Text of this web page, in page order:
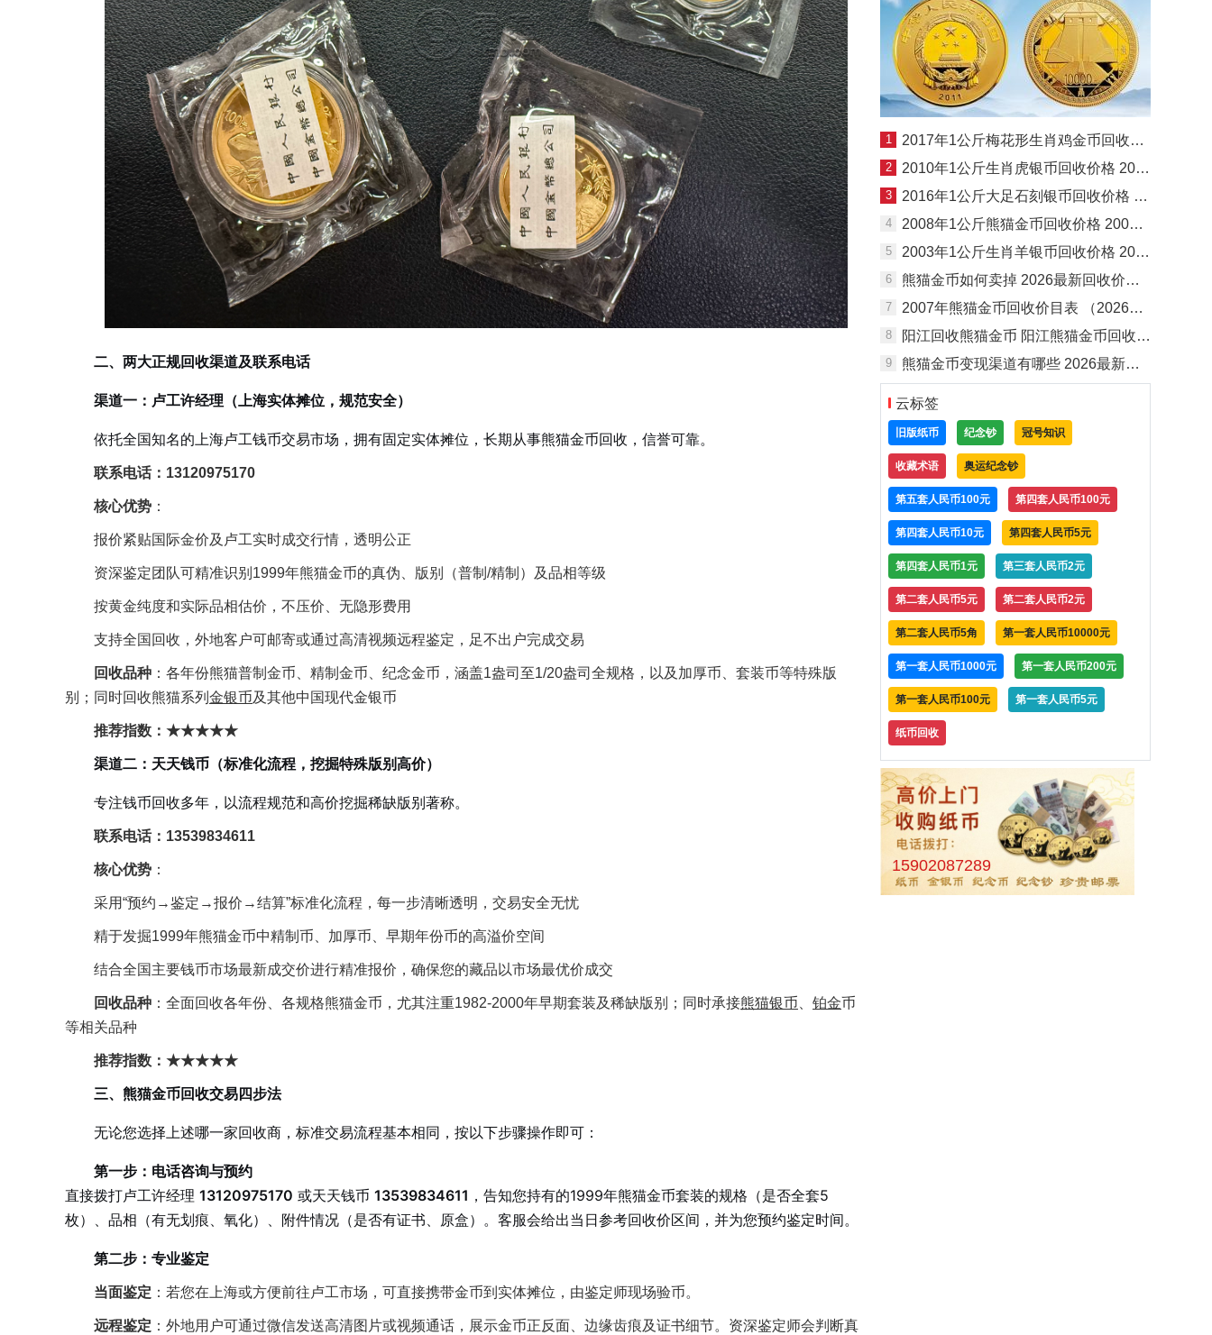
二、两大正规回收渠道及联系电话
渠道一：卢工许经理（上海实体摊位，规范安全）
依托全国知名的上海卢工钱币交易市场，拥有固定实体摊位，长期从事熊猫金币回收，信誉可靠。
联系电话：13120975170
核心优势 ：
报价紧贴国际金价及卢工实时成交行情，透明公正
资深鉴定团队可精准识别1999年熊猫金币的真伪、版别（普制/精制）及品相等级
按黄金纯度和实际品相估价，不压价、无隐形费用
支持全国回收，外地客户可邮寄或通过高清视频远程鉴定，足不出户完成交易
回收品种 ：各年份熊猫普制金币、精制金币、纪念金币，涵盖1盎司至1/20盎司全规格，以及加厚币、套装币等特殊版
别；同时回收熊猫系列 金银币及其他中国现代金银币
推荐指数：★★★★★
渠道二：天天钱币（标准化流程，挖掘特殊版别高价）
专注钱币回收多年，以流程规范和高价挖掘稀缺版别著称。
联系电话：13539834611
核心优势 ：
采用“预约→鉴定→报价→结算”标准化流程，每一步清晰透明，交易安全无忧
精于发掘1999年熊猫金币中精制币、加厚币、早期年份币的高溢价空间
结合全国主要钱币市场最新成交价进行精准报价，确保您的藏品以市场最优价成交
回收品种 ：全面回收各年份、各规格熊猫金币，尤其注重1982-2000年早期套装及稀缺版别；同时承接熊猫银币 铂金币
等相关品种
推荐指数：★★★★★
三、熊猫金币回收交易四步法
无论您选择上述哪一家回收商，标准交易流程基本相同，按以下步骤操作即可：
第一步：电话咨询与预约
直接拨打卢工许经理 13120975170 或天天钱币 13539834611 ，告知您持有的1999年熊猫金币套装的规格（是否全套5
枚）、品相（有无划痕、氧化）、附件情况（是否有证书、原盒）。客服会给出当日参考回收价区间，并为您预约鉴定时间。
第二步：专业鉴定
当面鉴定 ：若您在上海或方便前往卢工市场，可直接携带金币到实体摊位，由鉴定师现场验币。
远程鉴定 ：外地用户可通过微信发送高清图片或视频通话，展示金币正反面、边缘齿痕及证书细节。资深鉴定师会判断真
1 2017年1公斤梅花形生肖鸡金币回收价格
2 2010年1公斤生肖虎银币回收价格 2010年1公斤生肖虎银币回收电话
3 2016年1公斤大足石刻银币回收价格 1公斤大足石刻银币回收渠道
4 2008年1公斤熊猫金币回收价格 2008年1公斤熊猫金币回收电话
5 2003年1公斤生肖羊银币回收价格 2003年1公斤生肖羊银币回收电话
6 熊猫金币如何卖掉 2026最新回收价格及变现渠道
7 2007年熊猫金币回收价目表 （2026最新）附实时报价咨询电话
8 阳江回收熊猫金币 阳江熊猫金币回收电话
9 熊猫金币变现渠道有哪些 2026最新靠谱熊猫金币回收渠道全攻略
云标签
旧版纸币 纪念钞 冠号知识
收藏术语 奥运纪念钞
第五套人民币100元 第四套人民币100元
第四套人民币10元 第四套人民币5元
第四套人民币1元 第三套人民币2元
第二套人民币5元 第二套人民币2元
第二套人民币5角 第一套人民币10000元
第一套人民币1000元 第一套人民币200元
第一套人民币100元 第一套人民币5元
纸币回收
15902087289